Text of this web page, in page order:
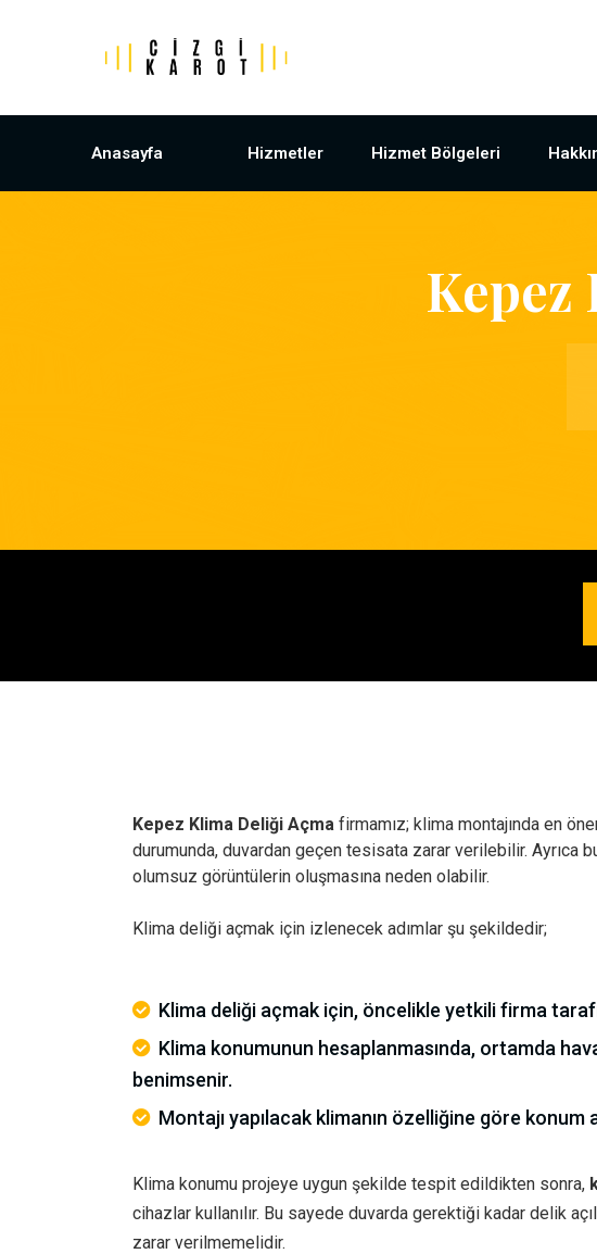
Anasayfa Hizmetler Hizmet Bölgeleri
Kepez Klima Deliği Açma firmamız; klima montajında en
durumunda, duvardan geçen tesisata zarar verilebilir.
olumsuz görüntülerin oluşmasına neden olabilir.
Klima deliği açmak için izlenecek adımlar şu şekildedir;
Klima deliği açmak için, öncelikle yetkili firma
Klima konumunun hesaplanmasında, ortamda
benimsenir.
Montajı yapılacak klimanın özelliğine göre konum
Klima konumu projeye uygun şekilde tespit edildikten sonra,
cihazlar kullanılır. Bu sayede duvarda gerektiği kadar delik
zarar verilmemelidir.